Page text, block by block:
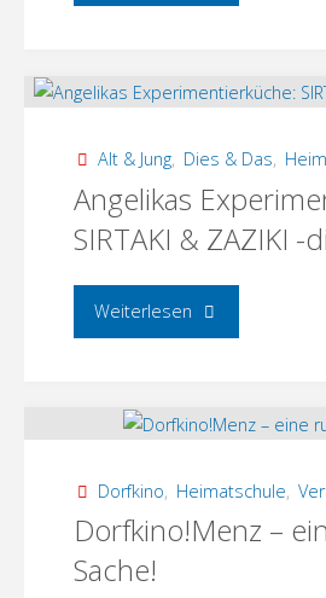
Menzer
Challenge
–
lecker"
Alt & Jung, Dies & Das,
Angelikas
SIRTAKI & ZAZIKI -
Weiterlesen "Angelikas
SIRTAKI
ZAZIKI
Dorfkino, Heimatschule,
Dorfkino!Menz –
Sache!